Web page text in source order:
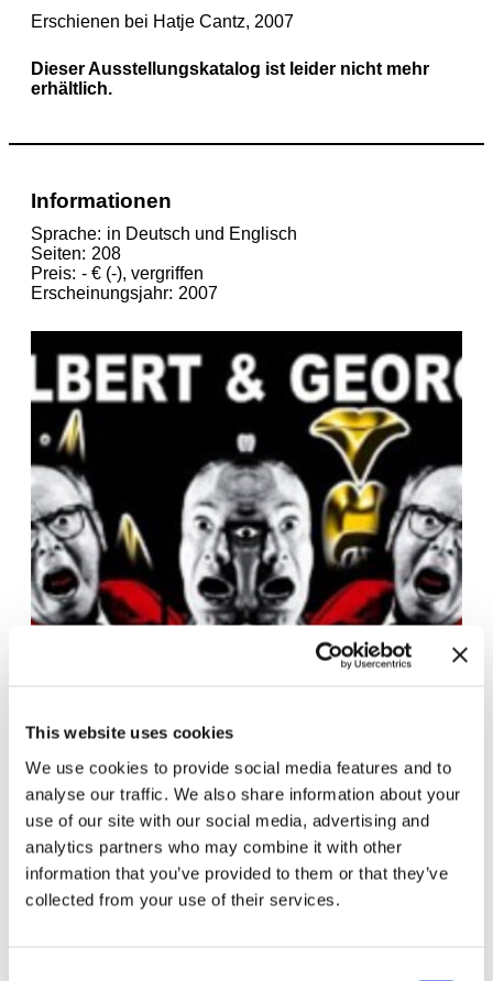
This website uses cookies
We use cookies to provide social media features and to
analyse our traffic. We also share information about your
use of our site with our social media, advertising and
analytics partners who may combine it with other
information that you’ve provided to them or that they’ve
collected from your use of their services.
Erschienen bei Hatje Cantz, 2007
Dieser Ausstellungskatalog ist leider nicht mehr
erhältlich.
Informationen
Sprache in Deutsch und Englisch
Seiten
208
Preis - € (-), vergriffen
Erscheinungsjahr 2007